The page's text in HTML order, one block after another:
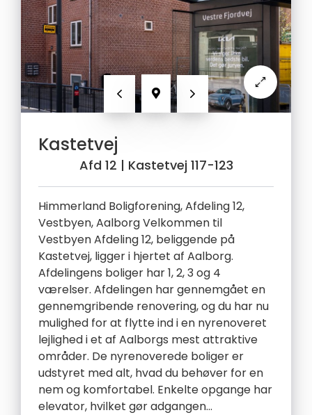
Forrige Næste
Kastetvej
Afd 12 | Kastetvej 117-123
Himmerland Boligforening, Afdeling 12,
Vestbyen, Aalborg Velkommen til
Vestbyen Afdeling 12, beliggende på
Kastetvej, ligger i hjertet af Aalborg.
Afdelingens boliger har 1, 2, 3 og 4
værelser. Afdelingen har gennemgået en
gennemgribende renovering, og du har nu
mulighed for at flytte ind i en nyrenoveret
lejlighed i et af Aalborgs mest attraktive
områder. De nyrenoverede boliger er
udstyret med alt, hvad du behøver for en
nem og komfortabel. Enkelte opgange har
elevator, hvilket gør adgangen...